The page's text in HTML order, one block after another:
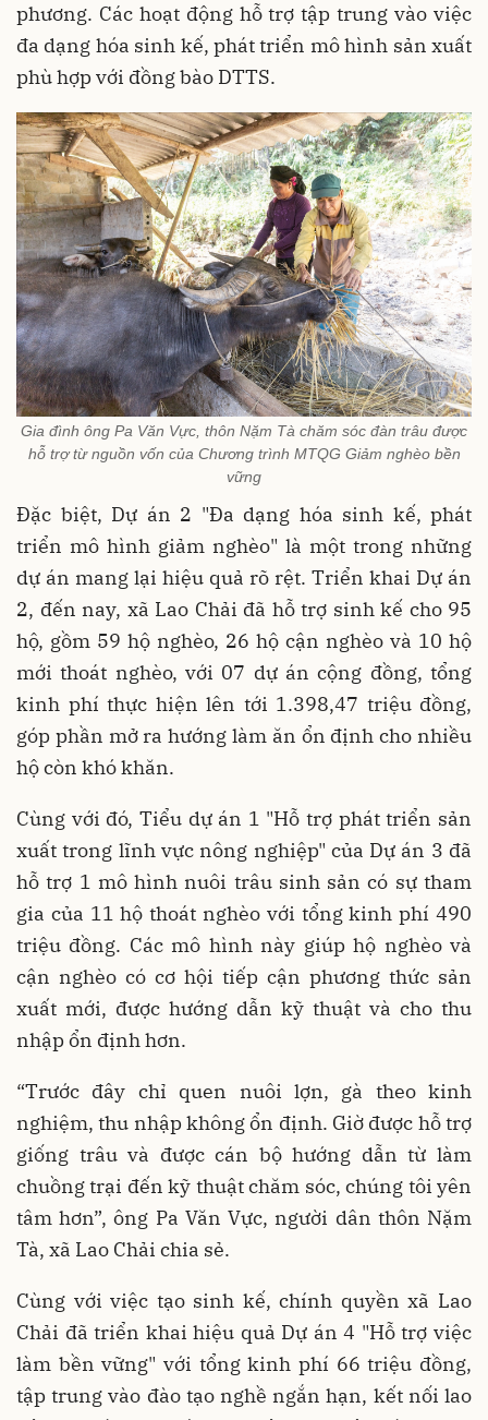
phương. Các hoạt động hỗ trợ tập trung vào việc
đa dạng hóa sinh kế, phát triển mô hình sản xuất
phù hợp với đồng bào DTTS.
Gia đình ông Pa Văn Vực, thôn Nặm Tà chăm sóc đàn trâu được
hỗ trợ từ nguồn vốn của Chương trình MTQG Giảm nghèo bền
vững
Đặc biệt, Dự án 2 "Đa dạng hóa sinh kế, phát
triển mô hình giảm nghèo" là một trong những
dự án mang lại hiệu quả rõ rệt. Triển khai Dự án
2, đến nay, xã Lao Chải đã hỗ trợ sinh kế cho 95
hộ, gồm 59 hộ nghèo, 26 hộ cận nghèo và 10 hộ
mới thoát nghèo, với 07 dự án cộng đồng, tổng
kinh phí thực hiện lên tới 1.398,47 triệu đồng,
góp phần mở ra hướng làm ăn ổn định cho nhiều
hộ còn khó khăn.
Cùng với đó, Tiểu dự án 1 "Hỗ trợ phát triển sản
xuất trong lĩnh vực nông nghiệp" của Dự án 3 đã
hỗ trợ 1 mô hình nuôi trâu sinh sản có sự tham
gia của 11 hộ thoát nghèo với tổng kinh phí 490
triệu đồng. Các mô hình này giúp hộ nghèo và
cận nghèo có cơ hội tiếp cận phương thức sản
xuất mới, được hướng dẫn kỹ thuật và cho thu
nhập ổn định hơn.
“Trước đây chỉ quen nuôi lợn, gà theo kinh
nghiệm, thu nhập không ổn định. Giờ được hỗ trợ
giống trâu và được cán bộ hướng dẫn từ làm
chuồng trại đến kỹ thuật chăm sóc, chúng tôi yên
tâm hơn”, ông Pa Văn Vực, người dân thôn Nặm
Tà, xã Lao Chải chia sẻ.
Cùng với việc tạo sinh kế, chính quyền xã Lao
Chải đã triển khai hiệu quả Dự án 4 "Hỗ trợ việc
làm bền vững" với tổng kinh phí 66 triệu đồng,
tập trung vào đào tạo nghề ngắn hạn, kết nối lao